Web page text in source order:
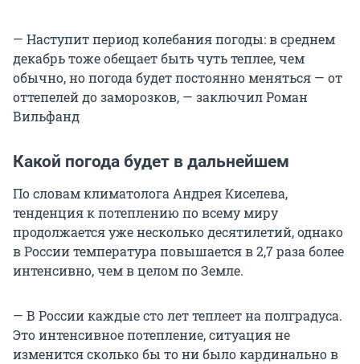
— Наступит период колебания погоды: в среднем
декабрь тоже обещает быть чуть теплее, чем
обычно, но погода будет постоянно меняться — от
оттепелей до заморозков, — заключил Роман
Вильфанд
Какой погода будет в дальнейшем
По словам климатолога Андрея Киселева,
тенденция к потеплению по всему миру
продолжается уже несколько десятилетий, однако
в России температура повышается в 2,7 раза более
интенсивно, чем в целом по Земле.
— В России каждые сто лет теплеет на полградуса.
Это интенсивное потепление, ситуация не
изменится сколько бы то ни было кардинально в